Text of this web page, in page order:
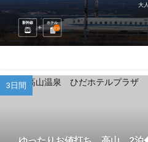
新幹線
ホテル
2泊
大
3日間